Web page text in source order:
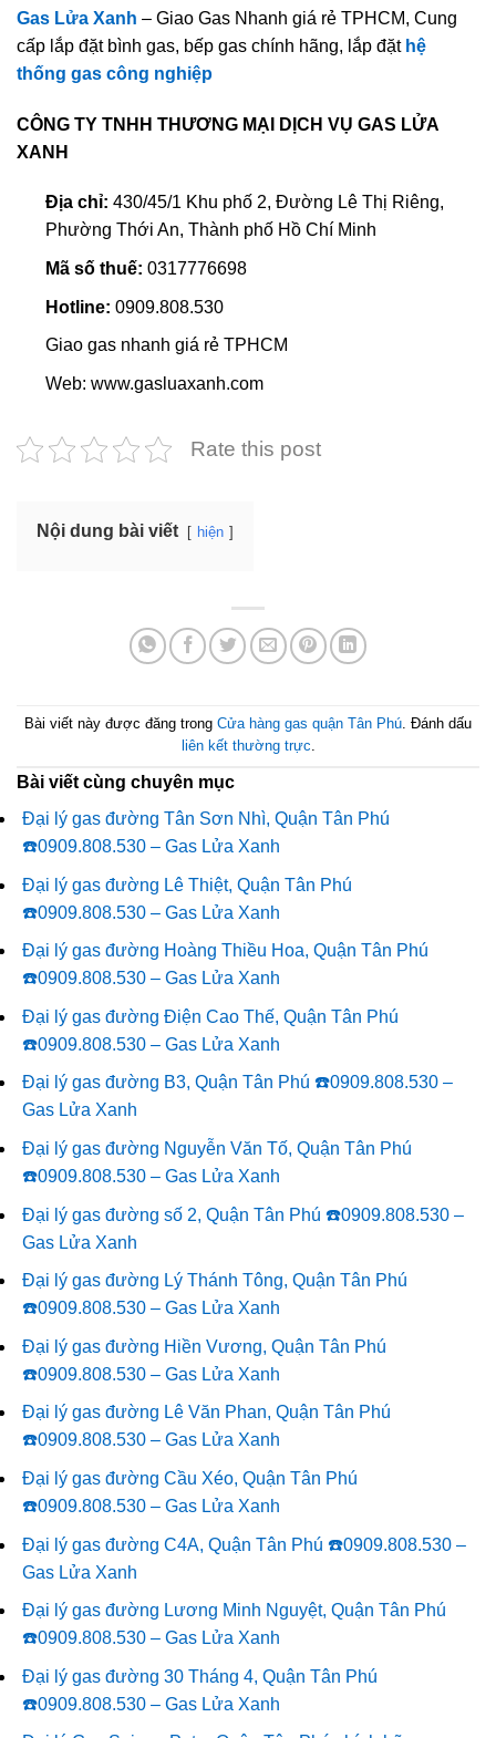
Gas Lửa Xanh – Giao Gas Nhanh giá rẻ TPHCM, Cung
cấp lắp đặt bình gas, bếp gas chính hãng, lắp đặt hệ
thống gas công nghiệp
CÔNG TY TNHH THƯƠNG MẠI DỊCH VỤ GAS LỬA
XANH
Địa chỉ: 430/45/1 Khu phố 2, Đường Lê Thị Riêng,
Phường Thới An, Thành phố Hồ Chí Minh
Mã số thuế: 0317776698
Hotline: 0909.808.530
Giao gas nhanh giá rẻ TPHCM
Web: www.gasluaxanh.com
Rate this post
Nội dung bài viết hiện
Bài viết này được đăng trong Cửa hàng gas quận Tân Phú. Đánh dấu
liên kết thường trực.
Bài viết cùng chuyên mục
Đại lý gas đường Tân Sơn Nhì, Quận Tân Phú
☎️0909.808.530 – Gas Lửa Xanh
Đại lý gas đường Lê Thiệt, Quận Tân Phú
☎️0909.808.530 – Gas Lửa Xanh
Đại lý gas đường Hoàng Thiều Hoa, Quận Tân Phú
☎️0909.808.530 – Gas Lửa Xanh
Đại lý gas đường Điện Cao Thế, Quận Tân Phú
☎️0909.808.530 – Gas Lửa Xanh
Đại lý gas đường B3, Quận Tân Phú ☎️0909.808.530 –
Gas Lửa Xanh
Đại lý gas đường Nguyễn Văn Tố, Quận Tân Phú
☎️0909.808.530 – Gas Lửa Xanh
Đại lý gas đường số 2, Quận Tân Phú ☎️0909.808.530 –
Gas Lửa Xanh
Đại lý gas đường Lý Thánh Tông, Quận Tân Phú
☎️0909.808.530 – Gas Lửa Xanh
Đại lý gas đường Hiền Vương, Quận Tân Phú
☎️0909.808.530 – Gas Lửa Xanh
Đại lý gas đường Lê Văn Phan, Quận Tân Phú
☎️0909.808.530 – Gas Lửa Xanh
Đại lý gas đường Cầu Xéo, Quận Tân Phú
☎️0909.808.530 – Gas Lửa Xanh
Đại lý gas đường C4A, Quận Tân Phú ☎️0909.808.530 –
Gas Lửa Xanh
Đại lý gas đường Lương Minh Nguyệt, Quận Tân Phú
☎️0909.808.530 – Gas Lửa Xanh
Đại lý gas đường 30 Tháng 4, Quận Tân Phú
☎️0909.808.530 – Gas Lửa Xanh